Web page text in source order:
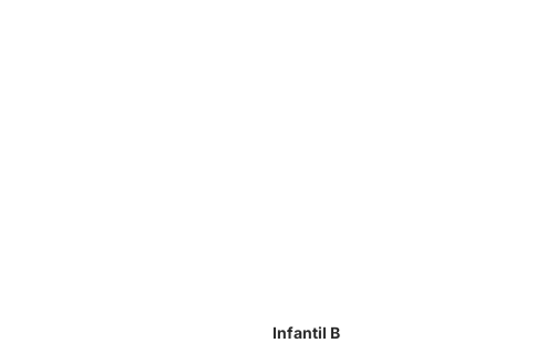
Infantil B